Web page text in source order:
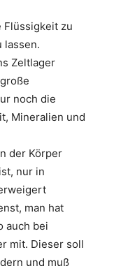
Flüssigkeit zu
lassen.
Zeltlager
noch die
Mineralien und
der Körper
nur in
man hat
auch bei
mit. Dieser soll
und muß